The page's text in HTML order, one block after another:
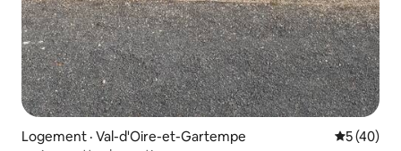
Logement · Val-d'Oire-et-Gartempe Note
5 (40)